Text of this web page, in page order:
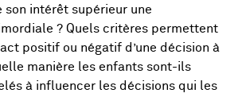
son intérêt supérieur une
? Quels critères permettent
positif ou négatif d’une décision à
manière les enfants sont-ils
à influencer les décisions qui les